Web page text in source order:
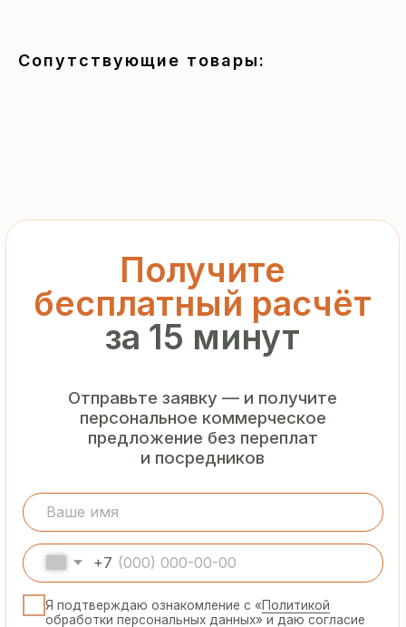
Сопутствующие товары:
Отправьте заявку — и получите
персональное коммерческое
и на условиях, указанных в
Запросить рассчёт
Гарантия
от производителя
Предоставляем официальную гарантию
на материалы и подтверждаем
надёжность каждой партии